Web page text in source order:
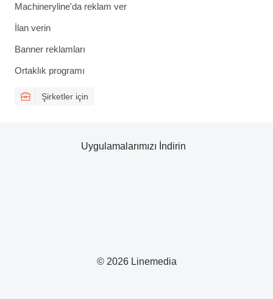
Machineryline'da reklam ver
İlan verin
Banner reklamları
Ortaklık programı
Şirketler için
© 2026 Linemedia
Uygulamalarımızı İndirin